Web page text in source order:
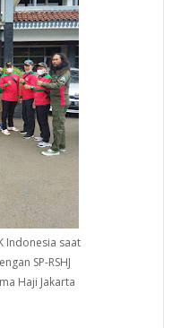
Indonesia saat
SP-RSHJ
Haji Jakarta